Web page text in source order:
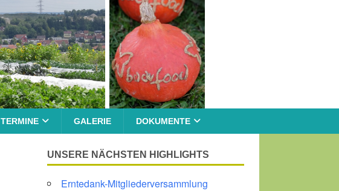
TERMINE GALERIE DOKUMENTE
UNSERE NÄCHSTEN HIGHLIGHTS
Erntedank-Mitgliederversammlung